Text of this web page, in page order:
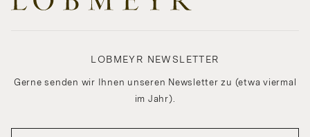
LOBMEYR NEWSLETTER
Gerne senden wir Ihnen unseren Newsletter zu (etwa viermal
im Jahr).